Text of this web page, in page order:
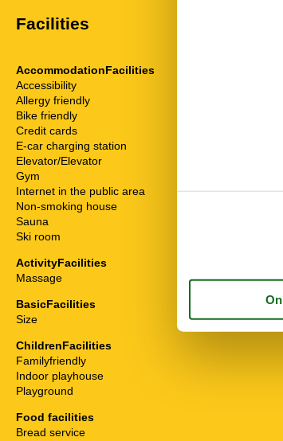
Facilities
AccommodationFacilities
Accessibility
Allergy friendly
Bike friendly
Credit cards
E-car charging station
Elevator/Elevator
Gym
Internet in the public area
Non-smoking house
Sauna
Ski room
ActivityFacilities
Massage
BasicFacilities
Size
52 m²
ChildrenFacilities
Familyfriendly
Indoor playhouse
Playground
Food facilities
Bread service